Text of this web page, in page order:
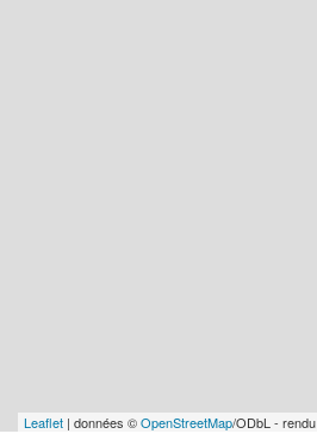
Leaflet | données ©OpenStreetMap/ODbL - rendu